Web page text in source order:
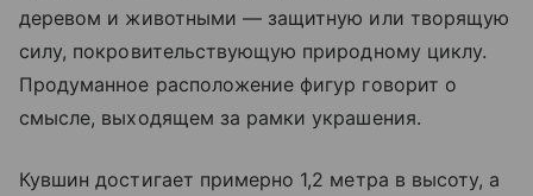
деревом и животными — защитную или творящую
силу, покровительствующую природному циклу.
Продуманное расположение фигур говорит о
смысле, выходящем за рамки украшения.
Кувшин достигает примерно 1,2 метра в высоту, а